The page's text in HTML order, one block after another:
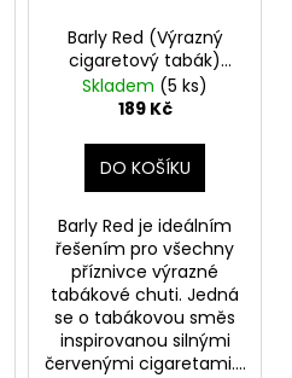
Barly Red (Výrazný
cigaretový tabák)
10ml 15mg
Skladem (5 ks)
189 Kč
DO KOŠÍKU
Barly Red je ideálním
řešením pro všechny
příznivce výrazné
tabákové chuti. Jedná
se o tabákovou směs
inspirovanou silnými
červenými cigaretami....